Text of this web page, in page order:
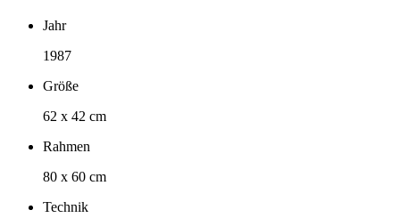
Jahr
1987
Größe
62 x 42 cm
Rahmen
80 x 60 cm
Technik